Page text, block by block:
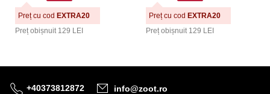
Preț obișnuit 129 LEI
Preț cu cod EXTRA20
Preț obișnuit 129 LEI
Preț cu cod EXTRA20
+40373812872 info@zoot.ro